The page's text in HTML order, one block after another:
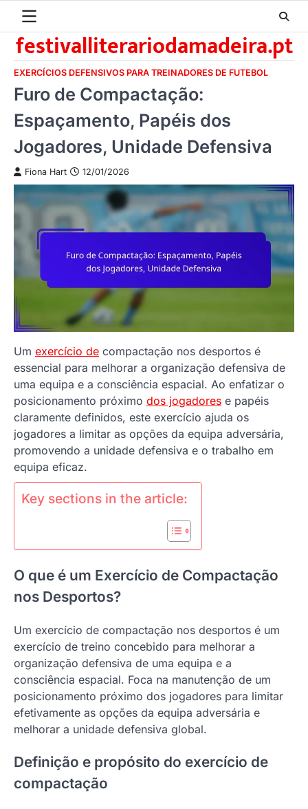
content
festivalliterariodamadeira.pt
EXERCÍCIOS DEFENSIVOS PARA TREINADORES DE FUTEBOL
Furo de Compactação:
Espaçamento, Papéis dos
Jogadores, Unidade Defensiva
Fiona Hart 12/01/2026
Um exercício de compactação nos desportos é
essencial para melhorar a organização defensiva de
uma equipa e a consciência espacial. Ao enfatizar o
posicionamento próximo dos jogadores e papéis
claramente definidos, este exercício ajuda os
jogadores a limitar as opções da equipa adversária,
promovendo a unidade defensiva e o trabalho em
equipa eficaz.
Key sections in the article:
O que é um Exercício de Compactação
nos Desportos?
Um exercício de compactação nos desportos é um
exercício de treino concebido para melhorar a
organização defensiva de uma equipa e a
consciência espacial. Foca na manutenção de um
posicionamento próximo dos jogadores para limitar
efetivamente as opções da equipa adversária e
melhorar a unidade defensiva global.
Definição e propósito do exercício de
compactação